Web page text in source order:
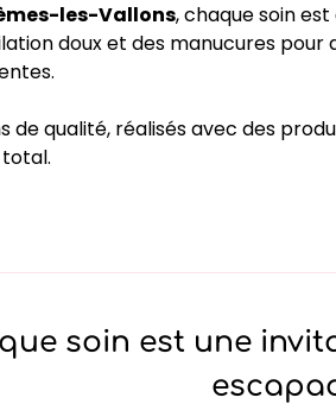
les-Vallons, chaque soin
doux et des manucures
de qualité, réalisés avec des
soin est une